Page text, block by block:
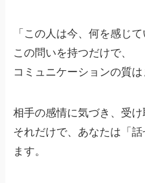
「この人は今、何を感じて
この問いを持つだけで、
コミュニケーションの質は
相手の感情に気づき、受け
それだけで、あなたは「
ます。